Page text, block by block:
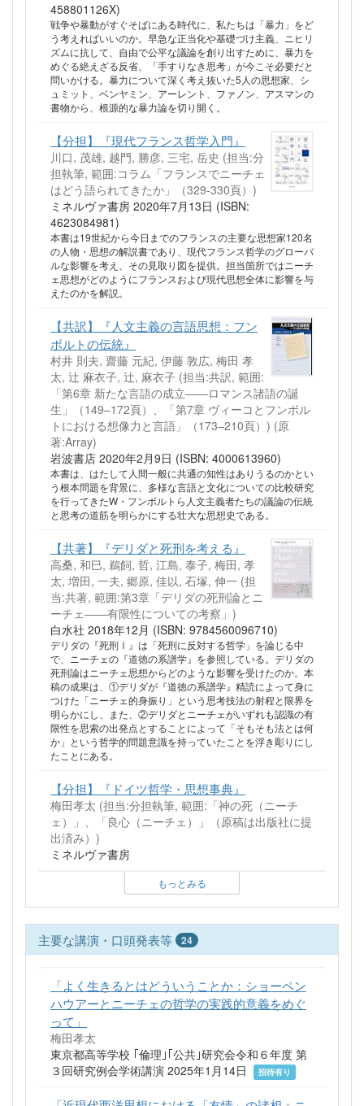
458801126X)
戦争や暴動がすぐそばにある時代に、私たちは「暴力」をど
う考えればいいのか。早急な正当化や基礎づけ主義、ニヒリ
ズムに抗して、自由で公平な議論を創り出すために、暴力を
めぐる絶えざる反省、「手すりなき思考」が今こそ必要だと
問いかける。暴力について深く考え抜いた5人の思想家、シ
ュミット、ベンヤミン、アーレント、ファノン、アスマンの
書物から、根源的な暴力論を切り開く。
【分担】『現代フランス哲学入門』
川口, 茂雄, 越門, 勝彦, 三宅, 岳史 (担当:分
担執筆, 範囲:コラム「フランスでニーチェ
はどう語られてきたか」（329-330頁）)
ミネルヴァ書房 2020年7月13日 (ISBN:
4623084981)
本書は19世紀から今日までのフランスの主要な思想家120名
の人物・思想の解説書であり、現代フランス哲学のグローバ
ルな影響を考え、その見取り図を提供。担当箇所ではニーチ
ェ思想がどのようにフランスおよび現代思想全体に影響を与
えたのかを解説。
【共訳】『人文主義の言語思想：フン
ボルトの伝統』
村井 則夫, 齋藤 元紀, 伊藤 敦広, 梅田 孝
太, 辻 麻衣子, 辻, 麻衣子 (担当:共訳, 範囲:
「第6章 新たな言語の成立――ロマンス諸語の誕
生」（149–172頁）、「第7章 ヴィーコとフンボル
トにおける想像力と言語」（173–210頁）) (原
著:Array)
岩波書店 2020年2月9日 (ISBN: 4000613960)
本書は、はたして人間一般に共通の知性はありうるのかとい
う根本問題を背景に、多様な言語と文化についての比較研究
を行ってきたW・フンボルトら人文主義者たちの議論の伝統
と思考の道筋を明らかにする壮大な思想史である。
【共著】『デリダと死刑を考える』
高桑, 和巳, 鵜飼, 哲, 江島, 泰子, 梅田, 孝
太, 増田, 一夫, 郷原, 佳以, 石塚, 伸一 (担
当:共著, 範囲:第3章「デリダの死刑論とニ
ーチェ――有限性についての考察」)
白水社 2018年12月 (ISBN: 9784560096710)
デリダの『死刑Ⅰ』は「死刑に反対する哲学」を論じる中
で、ニーチェの『道徳の系譜学』を参照している。デリダの
死刑論はニーチェ思想からどのような影響を受けたのか。本
稿の成果は、①デリダが『道徳の系譜学』精読によって身に
つけた「ニーチェ的身振り」という思考技法の射程と限界を
明らかにし、また、②デリダとニーチェがいずれも認識の有
限性を思索の出発点とすることによって「そもそも法とは何
か」という哲学的問題意識を持っていたことを浮き彫りにし
たことにある。
【分担】『ドイツ哲学・思想事典』
梅田孝太 (担当:分担執筆, 範囲:「神の死（ニーチ
ェ）」、「良心（ニーチェ）」（原稿は出版社に提
出済み）)
ミネルヴァ書房
もっとみる
主要な講演・口頭発表等 24
「よく生きるとはどういうことか：ショーペン
ハウアーとニーチェの哲学の実践的意義をめぐ
って」
梅田孝太
東京都高等学校 ｢倫理｣｢公共｣研究会令和６年度 第
３回研究例会学術講演 2025年1月14日
招待有り